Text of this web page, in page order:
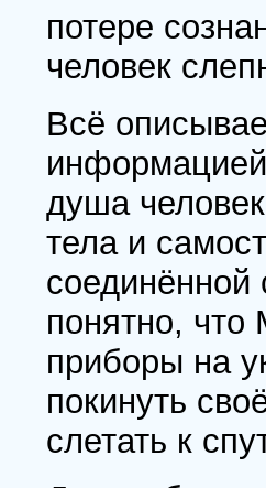
потере
человек
Всё
душа
тела и
соединённой
понятно, что
приборы на
покинуть
слетать к